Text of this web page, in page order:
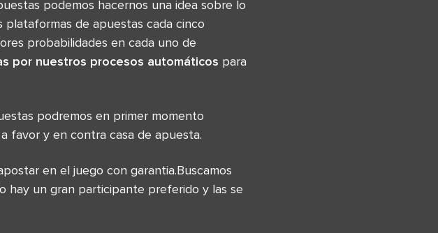
podemos hacernos una idea sobre lo
plataformas de apuestas cada cinco
probabilidades en cada uno de
por nuestros procesos automáticos para
podremos en primer momento
favor y en contra casa de apuesta.
en el juego con garantia.Buscamos
hay un gran participante preferido y las se